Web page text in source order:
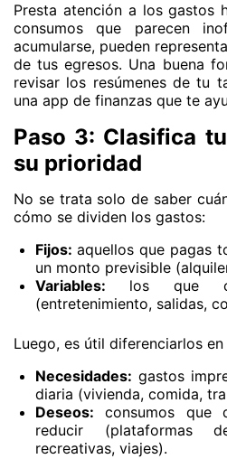
Presta atención a los gastos
consumos que parecen
acumularse, pueden
de tus egresos. Una buena
revisar los resúmenes de tu
una app de finanzas que te
Paso 3: Clasifica
su prioridad
No se trata solo de saber
cómo se dividen los gastos:
Fijos: aquellos que pagas
un monto previsible
Variables: los que
(entretenimiento, salidas,
Luego, es útil diferenciarlos
Necesidades: gastos
diaria (vivienda, comida,
Deseos: consumos que
reducir (plataformas
recreativas, viajes).